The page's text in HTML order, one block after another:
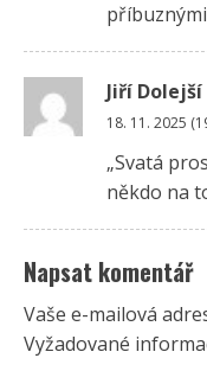
Jiří Dolejší
18. 11. 2025
„Svatá
někdo na
Napsat komentář
Vaše e-mailová
Vyžadované